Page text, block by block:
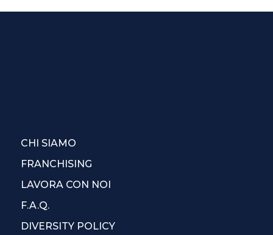
CHI SIAMO
FRANCHISING
LAVORA CON NOI
F.A.Q.
DIVERSITY POLICY